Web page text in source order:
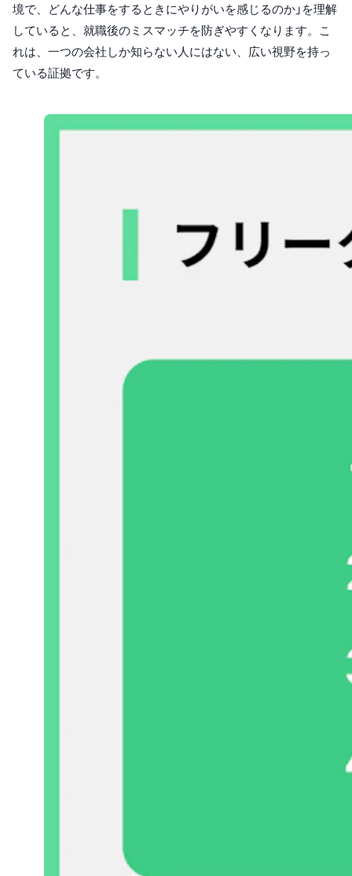
境で、どんな仕事をするときにやりがいを感じるのか」を理解
していると、就職後のミスマッチを防ぎやすくなります。こ
れは、一つの会社しか知らない人にはない、広い視野を持っ
ている証拠です。